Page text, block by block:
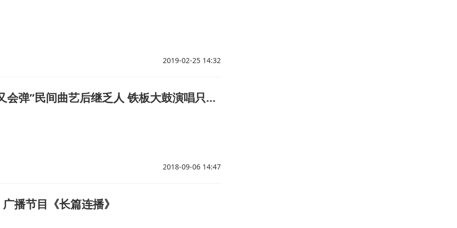
2019-02-25 14:32
“能说会唱又会弹”民间曲艺后继乏人 铁板大鼓演唱只剩这几人
2018-09-06 14:47
播节目《长篇连播》